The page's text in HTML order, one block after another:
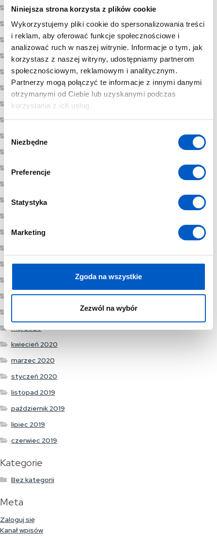
Niniejsza strona korzysta z plików cookie
Wykorzystujemy pliki cookie do spersonalizowania treści
i reklam, aby oferować funkcje społecznościowe i
analizować ruch w naszej witrynie. Informacje o tym, jak
korzystasz z naszej witryny, udostępniamy partnerom
społecznościowym, reklamowym i analitycznym.
Partnerzy mogą połączyć te informacje z innymi danymi
otrzymanymi od Ciebie lub uzyskanymi podczas
korzystania z ich usług.
W
b
ó
g
o
y
Niezbędne
Preferencje
Statystyka
Marketing
Zgoda na wszystkie
Zezwól na wybór
marzec 2023
luty 2023
styczeń 2023
grudzień 2022
listopad 2022
październik 2022
sierpień 2022
lipiec 2022
grudzień 2021
czerwiec 2021
marzec 2021
grudzień 2020
wrzesień 2020
maj 2020
kwiecień 2020
marzec 2020
styczeń 2020
listopad 2019
październik 2019
lipiec 2019
czerwiec 2019
Kategorie
Bez kategorii
Meta
Zaloguj się
Kanał wpisów